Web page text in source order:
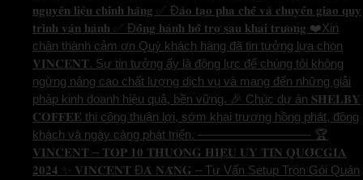
𝐧𝐠𝐮𝐲𝐞̂𝐧 𝐥𝐢𝐞̣̂𝐮 𝐜𝐡𝐢́𝐧𝐡 𝐡𝐚̃𝐧𝐠 ✅ Đ𝐚̀𝐨 𝐭𝐚̣𝐨 𝐩𝐡𝐚 𝐜𝐡𝐞̂́ 𝐯𝐚̀ 𝐜𝐡𝐮𝐲𝐞̂̉𝐧 𝐠𝐢𝐚𝐨 𝐪𝐮𝐲
𝐭𝐫𝐢̀𝐧𝐡 𝐯𝐚̣̂𝐧 𝐡𝐚̀𝐧𝐡 ✅ Đ𝐨̂̀𝐧𝐠 𝐡𝐚̀𝐧𝐡 𝐡𝐨̂̃ 𝐭𝐫𝐨̛̣ 𝐬𝐚𝐮 𝐤𝐡𝐚𝐢 𝐭𝐫𝐮̛𝐨̛𝐧𝐠 ❤️Xin
chân thành cảm ơn Quý khách hàng đã tin tưởng lựa chọn
𝐕𝐈𝐍𝐂𝐄𝐍𝐓. Sự tin tưởng ấy là động lực để chúng tôi không
ngừng nâng cao chất lượng dịch vụ và mang đến những giải
pháp kinh doanh hiệu quả, bền vững. 🎉 Chúc dự án 𝐒𝐇𝐄𝐋𝐁𝐘
𝐂𝐎𝐅𝐅𝐄𝐄 thi công thuận lợi, sớm khai trương hồng phát, đông
khách và ngày càng phát triển. —————————- 🏆
𝐕𝐈𝐍𝐂𝐄𝐍𝐓 – 𝐓𝐎𝐏 𝟏𝟎 𝐓𝐇𝐔̛𝐎̛𝐍𝐆 𝐇𝐈𝐄̣̂𝐔 𝐔𝐘 𝐓𝐈́𝐍 𝐐𝐔𝐎̂́𝐂𝐆𝐈𝐀
𝟐𝟎𝟐𝟒 ✨ 𝐕𝐈𝐍𝐂𝐄𝐍𝐓 Đ𝐀̀ 𝐍𝐀̆̃𝐍𝐆 – Tư Vấn Setup Trọn Gói Quán